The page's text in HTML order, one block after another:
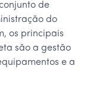
de
do
os principais
são a gestão
e a